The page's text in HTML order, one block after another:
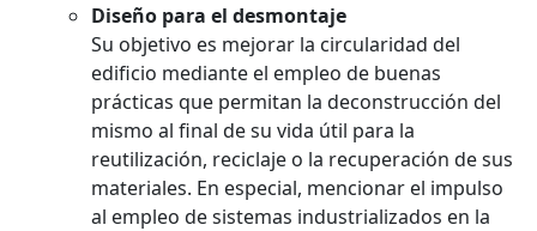
Diseño para el desmontaje
Su objetivo es mejorar la circularidad del
edificio mediante el empleo de buenas
prácticas que permitan la deconstrucción del
mismo al final de su vida útil para la
reutilización, reciclaje o la recuperación de sus
materiales. En especial, mencionar el impulso
al empleo de sistemas industrializados en la